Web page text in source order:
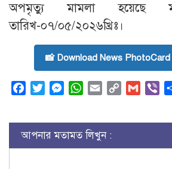
অপমৃত্যু মামলা হয়েছে
তারিখ-০৭/০৫/২০২৬খ্রিঃ।
📸 Download News PhotoCard
FacebookTwitterMessenger
WhatsApp
Email
Copy
Gmail
আপনার মতামত লিখুন :